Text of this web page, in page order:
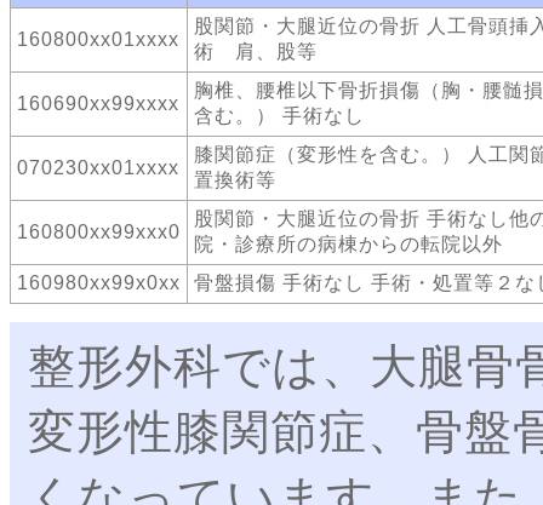
160800xx01xxxx
股関節・大腿近位の骨折 人工骨頭挿
術 肩、股等
160690xx99xxxx
胸椎、腰椎以下骨折損傷（胸・腰髄
含む。） 手術なし
070230xx01xxxx
膝関節症（変形性を含む。） 人工関
置換術等
160800xx99xxx0
股関節・大腿近位の骨折 手術なし他
院・診療所の病棟からの転院以外
160980xx99x0xx
骨盤損傷 手術なし 手術・処置等２な
整形外科では、大腿骨
変形性膝関節症、骨盤